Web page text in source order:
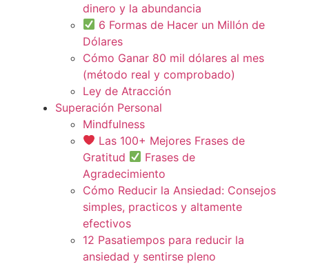
dinero y la abundancia
6 Formas de Hacer un Millón de
Dólares
Cómo Ganar 80 mil dólares al mes
(método real y comprobado)
Ley de Atracción
Superación Personal
Mindfulness
Las 100+ Mejores Frases de
Gratitud
Frases de
Agradecimiento
Cómo Reducir la Ansiedad: Consejos
simples, practicos y altamente
efectivos
12 Pasatiempos para reducir la
ansiedad y sentirse pleno